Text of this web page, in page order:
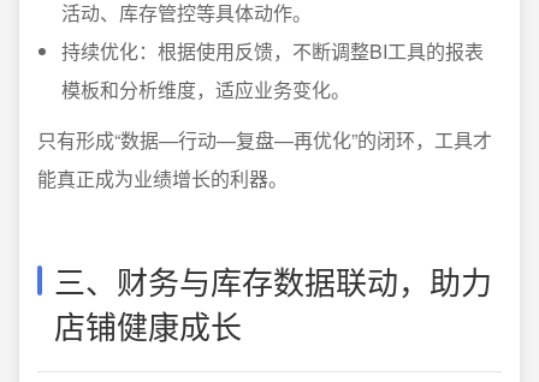
活动、库存管控等具体动作。
持续优化：根据使用反馈，不断调整BI工具的报表
模板和分析维度，适应业务变化。
只有形成“数据—行动—复盘—再优化”的闭环，工具才
能真正成为业绩增长的利器。
三、财务与库存数据联动，助力
店铺健康成长